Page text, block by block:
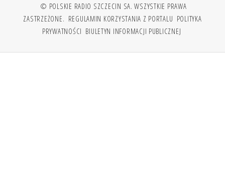
© POLSKIE RADIO SZCZECIN SA. WSZYSTKIE PRAWA
ZASTRZEŻONE. REGULAMIN KORZYSTANIA Z PORTALU POLITYKA
PRYWATNOŚCI BIULETYN INFORMACJI PUBLICZNEJ